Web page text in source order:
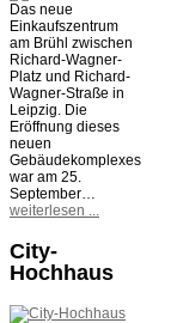
Das neue
Einkaufszentrum
am Brühl zwischen
Richard-Wagner-
Platz und Richard-
Wagner-Straße in
Leipzig. Die
Eröffnung dieses
neuen
Gebäudekomplexes
war am 25.
September…
weiterlesen ...
City-
Hochhaus